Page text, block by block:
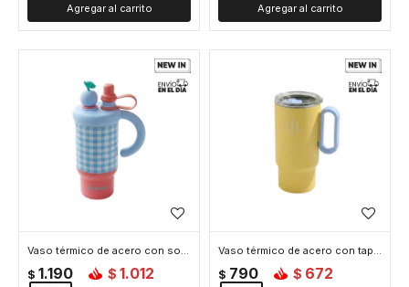
Vaso térmico de acero con sorbito y tapita - 800ml - Celeste
$ 1.190 $ 1.012
Vaso térmico de acero con tapa y asa - 560ml - Amarillo
$ 790 $ 672